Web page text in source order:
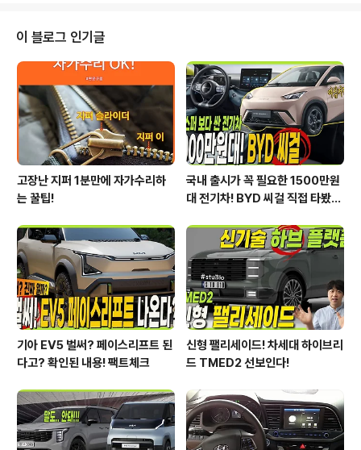
게 받을 수 있는 방법은 장기렌트나 리스입니다. https://w
ww.welcar.kr/recommend?userId=43049 신차정
보는 유튜브 연못구름 채널을 통해서 가장 빠르게 정보를
얻을 수 있습니다. 구독 잊지마세요^^;https://www.yout
ube.com/..
이 블로그 인기글
고장난 지퍼 1분만에 자가수리하
는 꿀팁!
국내 출시가 꼭 필요한 1500만원
대 전기차! BYD 씨걸 직접 타봤습
기아 EV5 벌써? 페이스리프트 된
다고? 확인된 내용! 팩트체크
신형 팰리세이드! 차세대 하이브리
드 TMED2 선보인다!